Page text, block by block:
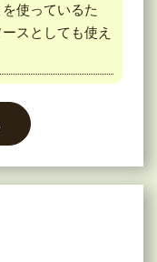
使っているた
スとしても使え